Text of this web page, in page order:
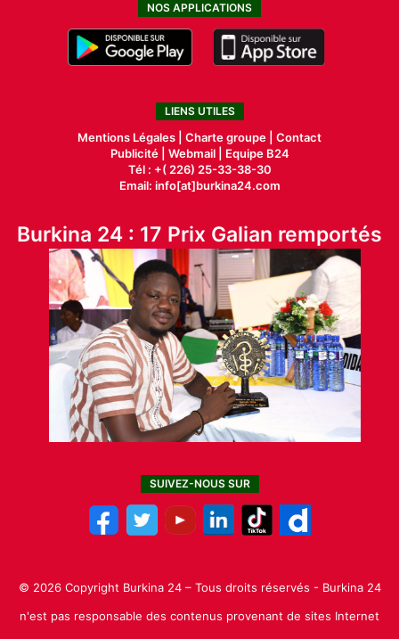
NOS APPLICATIONS
LIENS UTILES
Mentions Légales | Charte groupe | Contact
Publicité| Webmail |
Equipe B24
Tél : +( 226) 25-33-38-30
Email: info[at]burkina24.com
Burkina 24 : 17 Prix Galian remportés
SUIVEZ-NOUS SUR
© 2026 Copyright Burkina 24 – Tous droits réservés - Burkina 24
n'est pas responsable des contenus provenant de sites Internet